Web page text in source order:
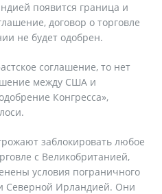
появится граница и
договор о торговле
не будет одобрен.
соглашение, то нет
между США и
Конгресса»,
заблокировать любое
с Великобританией,
условия пограничного
Северной Ирландией. Они